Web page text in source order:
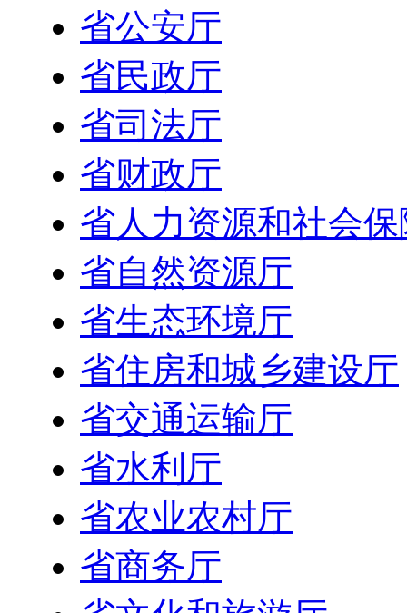
省公安厅
省民政厅
省司法厅
省财政厅
省人力资源和社会
省自然资源厅
省生态环境厅
省住房和城乡建设厅
省交通运输厅
省水利厅
省农业农村厅
省商务厅